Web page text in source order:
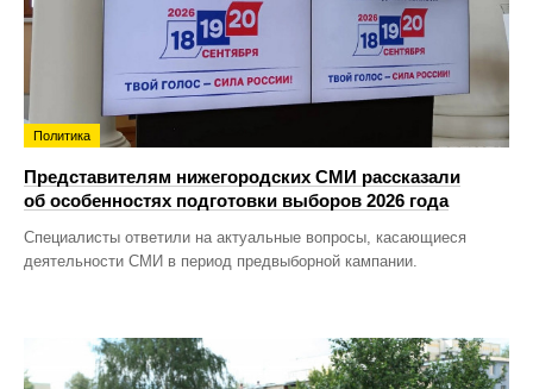
Политика
Представителям нижегородских СМИ рассказали
об особенностях подготовки выборов 2026 года
Специалисты ответили на актуальные вопросы, касающиеся
деятельности СМИ в период предвыборной кампании.